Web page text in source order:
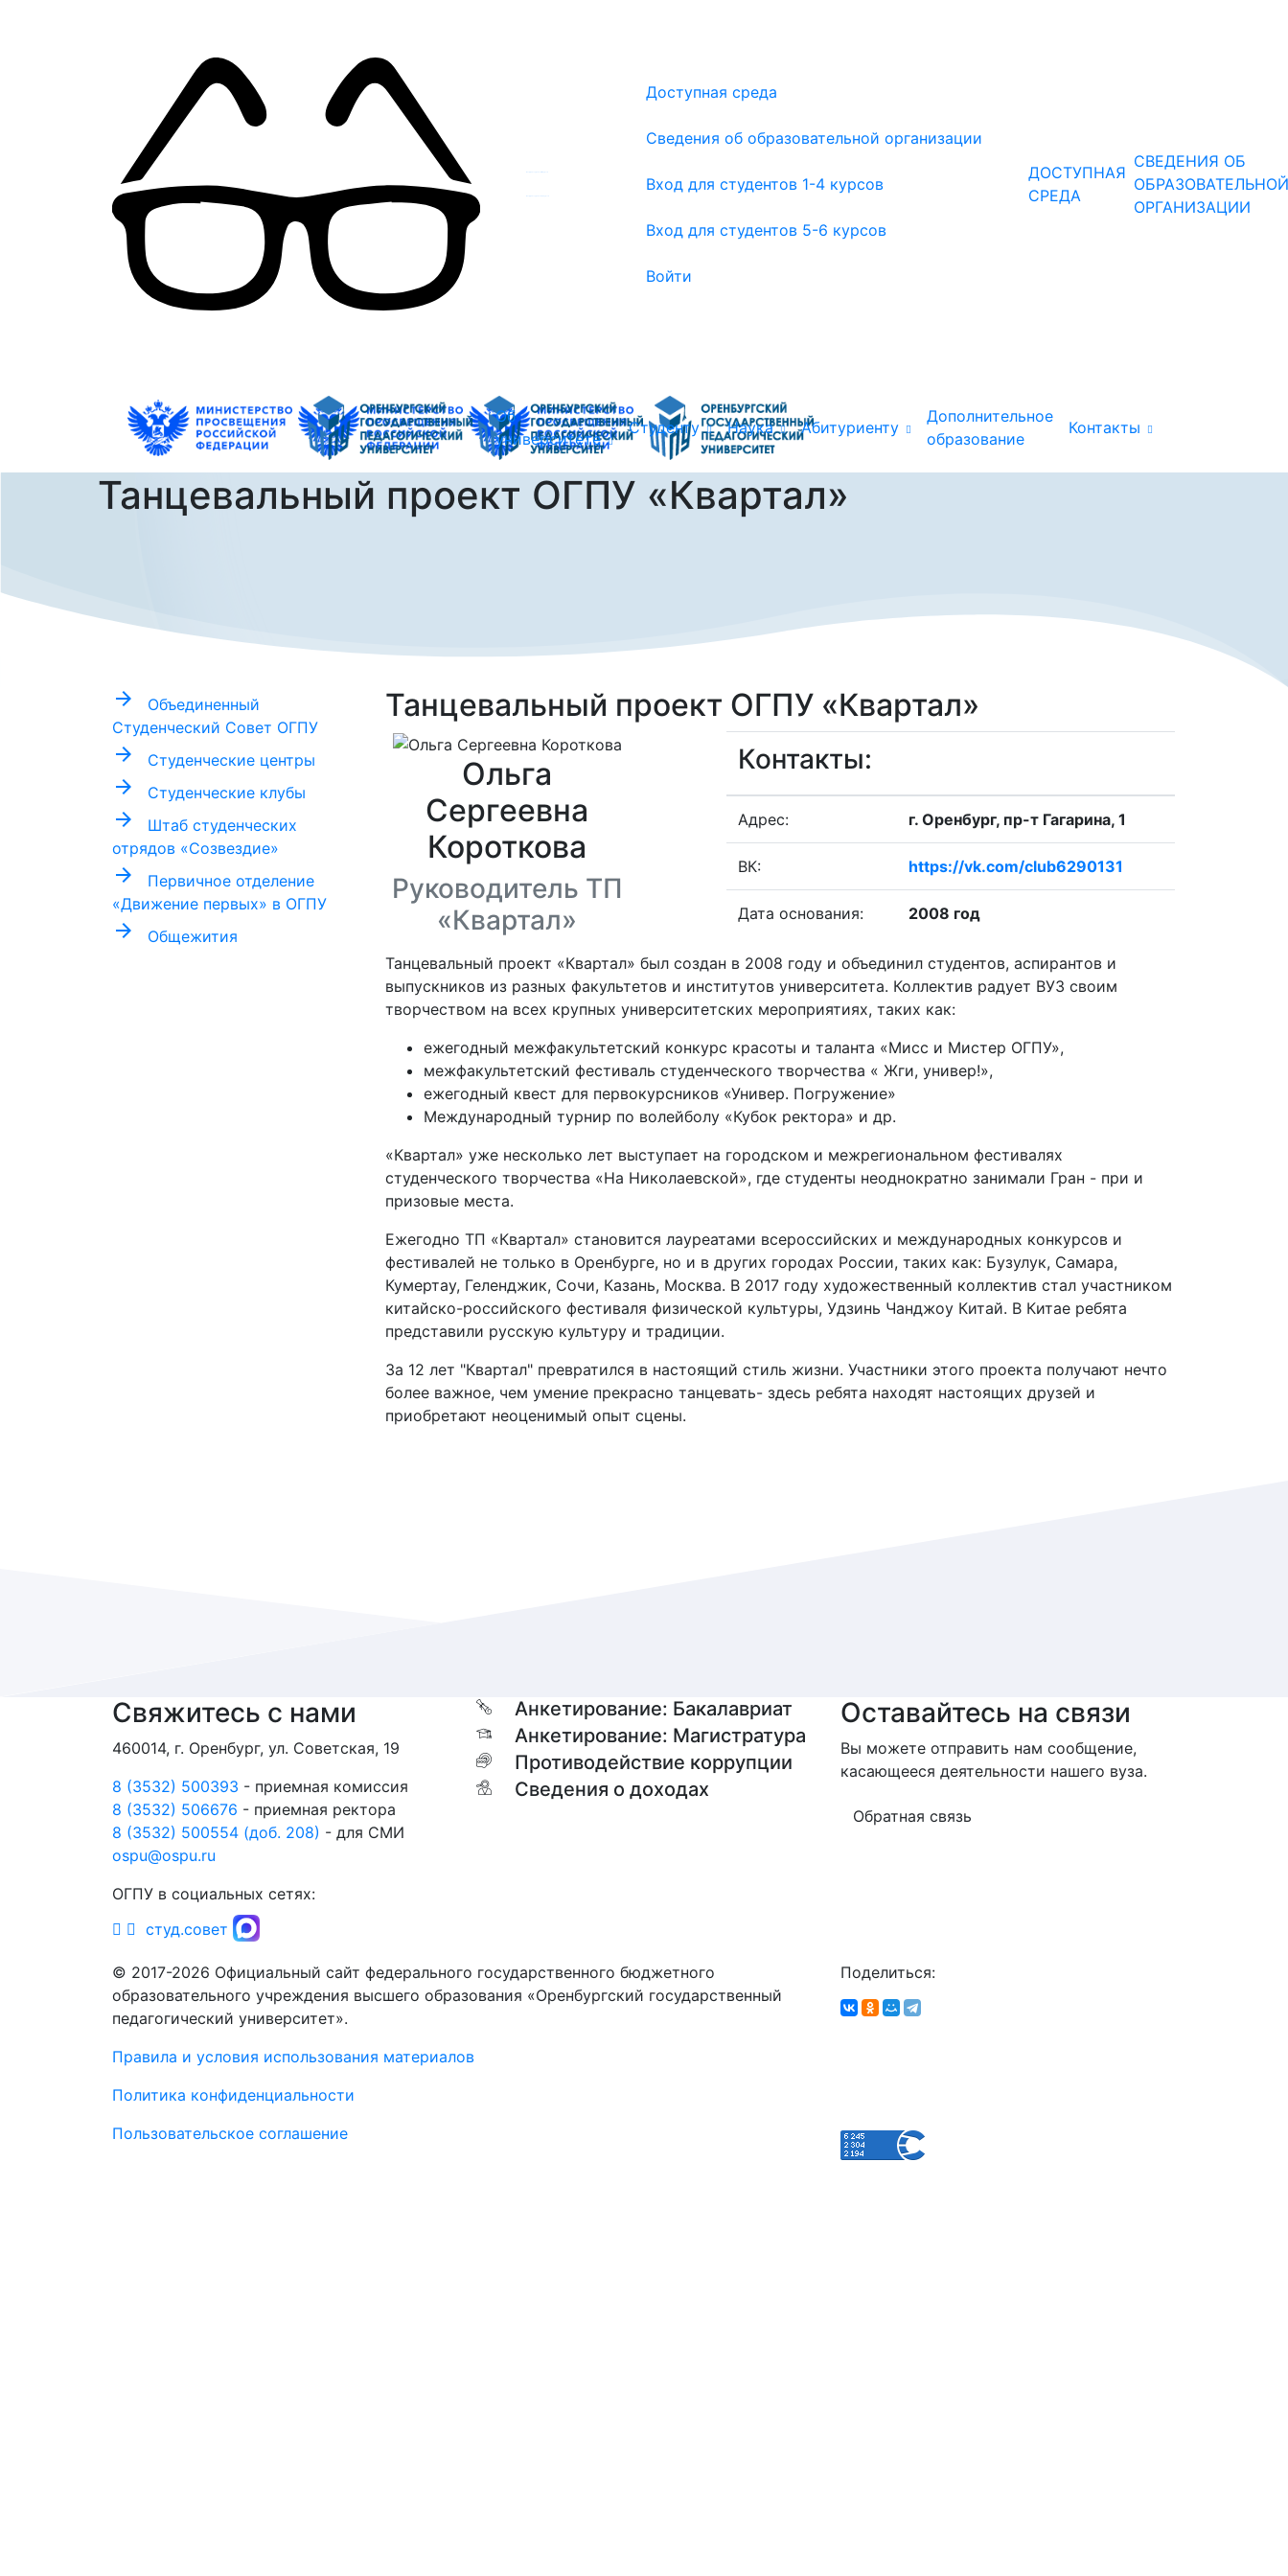
Доступная среда
Сведения об образовательной организации
Вход для студентов 1-4 курсов
Вход для студентов 5-6 курсов
Войти
ДОСТУПНАЯ
СРЕДА
СВЕДЕНИЯ ОБ
ОБРАЗОВАТЕЛЬНОЙ
ОРГАНИЗАЦИИ
Об
университете
Студенту Наука Абитуриенту
Дополнительное
образование
Контакты
Танцевальный проект ОГПУ «Квартал»
Танцевальный проект ОГПУ «Квартал»
Ольга
Сергеевна
Короткова
Руководитель ТП
«Квартал»
Контакты:
Адрес: г. Оренбург, пр-т Гагарина, 1
ВК: https://vk.com/club6290131
Дата основания: 2008 год
Танцевальный проект «Квартал» был создан в 2008 году и объединил студентов, аспирантов и
выпускников из разных факультетов и институтов университета. Коллектив радует ВУЗ своим
творчеством на всех крупных университетских мероприятиях, таких как:
ежегодный межфакультетский конкурс красоты и таланта «Мисс и Мистер ОГПУ»,
межфакультетский фестиваль студенческого творчества « Жги, универ!»,
ежегодный квест для первокурсников «Универ. Погружение»
Международный турнир по волейболу «Кубок ректора» и др.
«Квартал» уже несколько лет выступает на городском и межрегиональном фестивалях
студенческого творчества «На Николаевской», где студенты неоднократно занимали Гран - при и
призовые места.
Ежегодно ТП «Квартал» становится лауреатами всероссийских и международных конкурсов и
фестивалей не только в Оренбурге, но и в других городах России, таких как: Бузулук, Самара,
Кумертау, Геленджик, Сочи, Казань, Москва. В 2017 году художественный коллектив стал участником
китайско-российского фестиваля физической культуры, Удзинь Чанджоу Китай. В Китае ребята
представили русскую культуру и традиции.
За 12 лет "Квартал" превратился в настоящий стиль жизни. Участники этого проекта получают нечто
более важное, чем умение прекрасно танцевать- здесь ребята находят настоящих друзей и
приобретают неоценимый опыт сцены.
arrow_forward
Объединенный
Студенческий Совет ОГПУ
arrow_forward Студенческие центры
arrow_forward Студенческие клубы
arrow_forward
Штаб студенческих
отрядов «Созвездие»
arrow_forward
Первичное отделение
«Движение первых» в ОГПУ
arrow_forward Общежития
Свяжитесь с нами
460014, г. Оренбург, ул. Советская, 19
8 (3532) 500393 - приемная комиссия
8 (3532) 506676 - приемная ректора
8 (3532) 500554 (доб. 208) - для СМИ
ospu@ospu.ru
ОГПУ в социальных сетях:
студ.совет
Анкетирование: Бакалавриат
Анкетирование: Магистратура
Противодействие коррупции
Сведения о доходах
Оставайтесь на связи
Вы можете отправить нам сообщение,
касающееся деятельности нашего вуза.
Обратная связь
© 2017-2026 Официальный сайт федерального государственного бюджетного
образовательного учреждения высшего образования «Оренбургский государственный
педагогический университет».
Правила и условия использования материалов
Политика конфиденциальности
Пользовательское соглашение
Поделиться: